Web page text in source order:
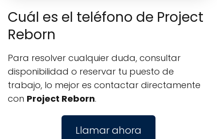
Cuál es el teléfono de Project
Reborn
Para resolver cualquier duda, consultar
disponibilidad o reservar tu puesto de
trabajo, lo mejor es contactar directamente
con Project Reborn.
Llamar ahora